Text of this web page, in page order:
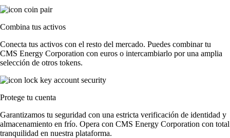
Combina tus activos
Conecta tus activos con el resto del mercado. Puedes combinar tu
CMS Energy Corporation con euros o intercambiarlo por una amplia
selección de otros tokens.
Protege tu cuenta
Garantizamos tu seguridad con una estricta verificación de identidad y
almacenamiento en frío. Opera con CMS Energy Corporation con total
tranquilidad en nuestra plataforma.